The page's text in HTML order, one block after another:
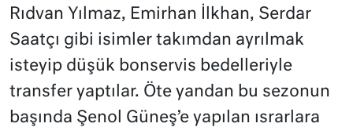
Rıdvan Yılmaz, Emirhan İlkhan, Serdar
Saatçı gibi isimler takımdan ayrılmak
isteyip düşük bonservis bedelleriyle
transfer yaptılar. Öte yandan bu sezonun
başında Şenol Güneş’e yapılan ısrarlara